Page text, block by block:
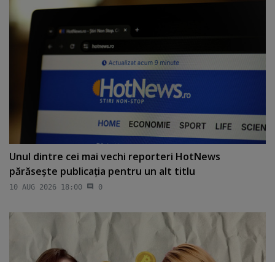
Unul dintre cei mai vechi reporteri HotNews
părăseşte publicaţia pentru un alt titlu
10 AUG 2026 18:00 0